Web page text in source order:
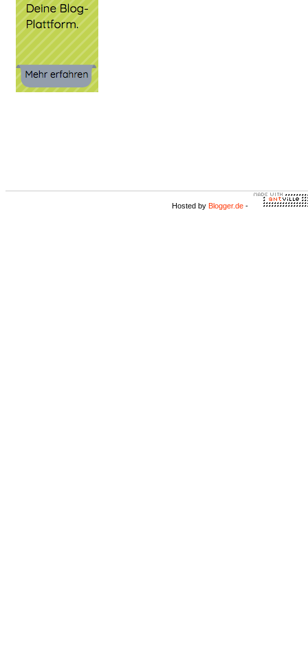
Hosted by Blogger.de -